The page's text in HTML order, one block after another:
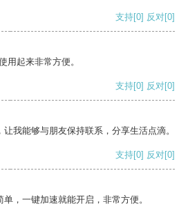
支持[0] 反对[0]
用起来非常方便。
支持[0] 反对[0]
我能够与朋友保持联系，分享生活点滴。
支持[0] 反对[0]
，一键加速就能开启，非常方便。